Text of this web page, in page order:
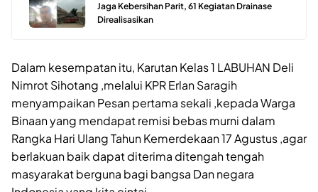
Jaga Kebersihan Parit, 61 Kegiatan Drainase
Direalisasikan
Dalam kesempatan itu, Karutan Kelas 1 LABUHAN Deli
Nimrot Sihotang ,melalui KPR Erlan Saragih
menyampaikan Pesan pertama sekali ,kepada Warga
Binaan yang mendapat remisi bebas murni dalam
Rangka Hari Ulang Tahun Kemerdekaan 17 Agustus ,agar
berlakuan baik dapat diterima ditengah tengah
masyarakat berguna bagi bangsa Dan negara